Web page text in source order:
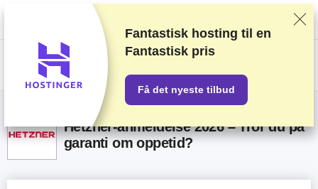
Vi rangerer forhandlere baseret på strenge tests og research, tager også
højde for din feedback og vores kommercielle aftaler med udbydere.
Denne side indeholder affiliate links.Marketings Offentliggørelse
Hetzner-anmeldelse 2026 – Tror du på
garanti om oppetid?
Fantastisk hosting til en
Fantastisk pris
Få det nyeste tilbud